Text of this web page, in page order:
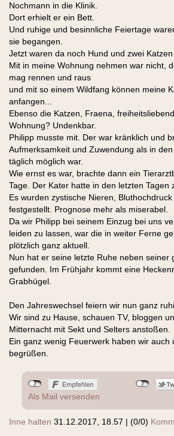
Nochmann in die Klinik.
Dort erhielt er ein Bett.
Und ruhige und besinnliche Feiertage
sie begangen.
Jetzt waren da noch Hund und zwei Katzen
Mit in meine Wohnung nehmen war nicht,
mag rennen und raus
und mit so einem Wildfang können meine
anfangen...
Ebenso die Katzen, Fraena,
Wohnung? Undenkbar.
Philipp musste mit. Der war kränklich und
Aufmerksamkeit und Zuwendung als in
täglich möglich war.
Wie ernst es war, brachte dann ein
Tage. Der Kater hatte in den letzten Tagen
Es wurden zystische Nieren,
festgestellt. Prognose mehr als miserabel.
Da wir Philipp bei seinem Einzug bei uns
leiden zu lassen, war die in weiter Ferne
plötzlich ganz aktuell.
Nun hat er seine letzte Ruhe neben seiner
gefunden. Im Frühjahr kommt eine
Grabhügel.
Den Jahreswechsel feiern wir nun ganz
Wir sind zu Hause, schauen TV, bloggen
Mitternacht mit Sekt und Selters anstoßen.
Ein ganz wenig Feuerwerk haben wir auch
begrüßen.
Als Mail versenden
Inne halten 31.12.2017, 18.57 | (0/0)